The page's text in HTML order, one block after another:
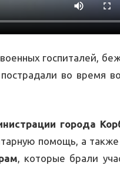
госпиталей,
во время
города
помощь, а
, которые брали